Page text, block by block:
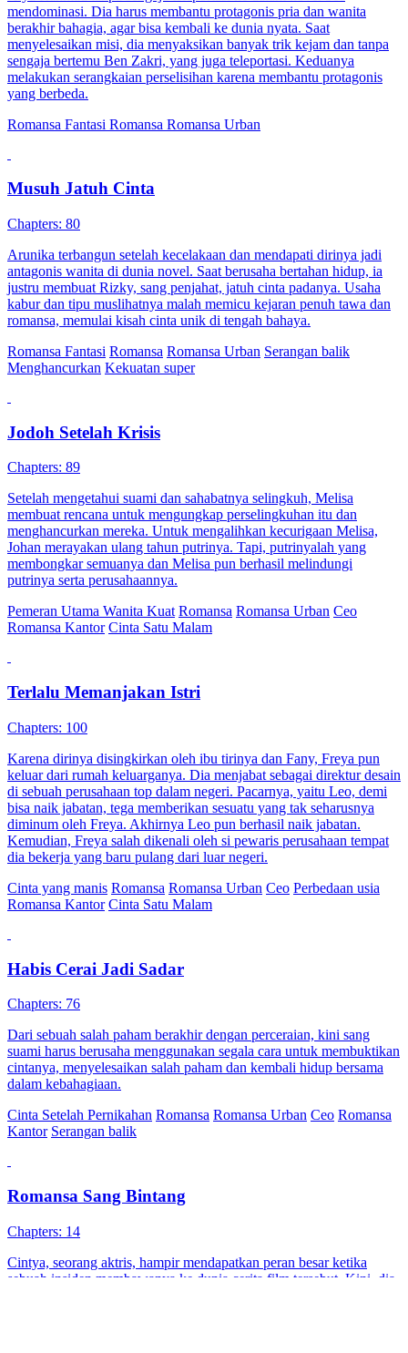
mendominasi. Dia harus membantu protagonis pria dan wanita
berakhir bahagia, agar bisa kembali ke dunia nyata. Saat
menyelesaikan misi, dia menyaksikan banyak trik kejam dan tanpa
sengaja bertemu Ben Zakri, yang juga teleportasi. Keduanya
melakukan serangkaian perselisihan karena membantu protagonis
yang berbeda.
Romansa Fantasi Romansa Romansa Urban
Musuh Jatuh Cinta
Chapters: 80
Arunika terbangun setelah kecelakaan dan mendapati dirinya jadi
antagonis wanita di dunia novel. Saat berusaha bertahan hidup, ia
justru membuat Rizky, sang penjahat, jatuh cinta padanya. Usaha
kabur dan tipu muslihatnya malah memicu kejaran penuh tawa dan
romansa, memulai kisah cinta unik di tengah bahaya.
Romansa Fantasi Romansa Romansa Urban Serangan balik
Menghancurkan Kekuatan super
Jodoh Setelah Krisis
Chapters: 89
Setelah mengetahui suami dan sahabatnya selingkuh, Melisa
membuat rencana untuk mengungkap perselingkuhan itu dan
menghancurkan mereka. Untuk mengalihkan kecurigaan Melisa,
Johan merayakan ulang tahun putrinya. Tapi, putrinyalah yang
membongkar semuanya dan Melisa pun berhasil melindungi
putrinya serta perusahaannya.
Pemeran Utama Wanita Kuat Romansa Romansa Urban Ceo
Romansa Kantor Cinta Satu Malam
Terlalu Memanjakan Istri
Chapters: 100
Karena dirinya disingkirkan oleh ibu tirinya dan Fany, Freya pun
keluar dari rumah keluarganya. Dia menjabat sebagai direktur desain
di sebuah perusahaan top dalam negeri. Pacarnya, yaitu Leo, demi
bisa naik jabatan, tega memberikan sesuatu yang tak seharusnya
diminum oleh Freya. Akhirnya Leo pun berhasil naik jabatan.
Kemudian, Freya salah dikenali oleh si pewaris perusahaan tempat
dia bekerja yang baru pulang dari luar negeri.
Cinta yang manis Romansa Romansa Urban Ceo Perbedaan usia
Romansa Kantor Cinta Satu Malam
Habis Cerai Jadi Sadar
Chapters: 76
Dari sebuah salah paham berakhir dengan perceraian, kini sang
suami harus berusaha menggunakan segala cara untuk membuktikan
cintanya, menyelesaikan salah paham dan kembali hidup bersama
dalam kebahagiaan.
Cinta Setelah Pernikahan Romansa Romansa Urban Ceo Romansa
Kantor Serangan balik
Romansa Sang Bintang
Chapters: 14
Cintya, seorang aktris, hampir mendapatkan peran besar ketika
sebuah insiden membawanya ke dunia cerita film tersebut. Kini, dia